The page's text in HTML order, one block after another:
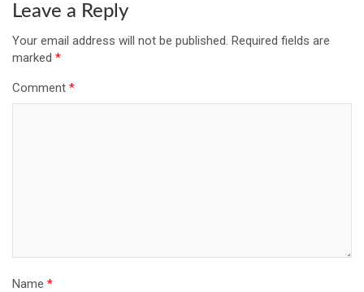
Leave a Reply
Your email address will not be published. Required fields are
marked *
Comment *
Name *